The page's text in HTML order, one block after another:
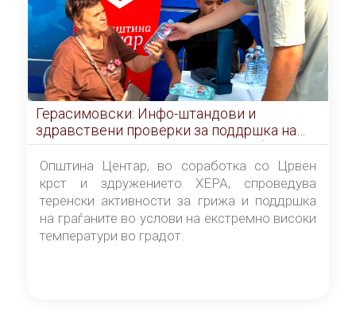
Герасимовски: Инфо-штандови и
здравствени проверки за поддршка на
граѓаните во услови на топлотен бран
Општина Центар, во соработка со Црвен
крст и здружението ХЕРА, спроведува
теренски активности за грижа и поддршка
на граѓаните во услови на екстремно високи
температури во градот.